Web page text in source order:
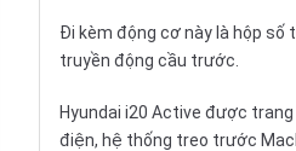
Đi kèm động cơ này là hộp số
truyền động cầu trước.
Hyundai i20 Active được
điện, hệ thống treo trước